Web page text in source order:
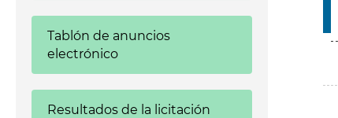
Tablón de anuncios
electrónico
Resultados de la licitación